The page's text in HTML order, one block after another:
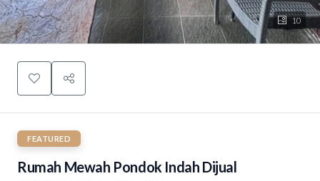
10
FEATURED
Rumah Mewah Pondok Indah Dijual